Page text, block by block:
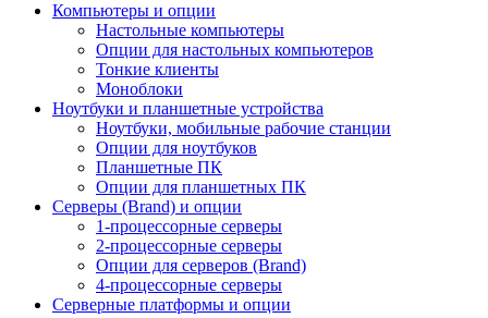
Компьютеры и опции
Настольные компьютеры
Опции для настольных компьютеров
Тонкие клиенты
Моноблоки
Ноутбуки и планшетные устройства
Ноутбуки, мобильные рабочие станции
Опции для ноутбуков
Планшетные ПК
Опции для планшетных ПК
Серверы (Brand) и опции
1-процессорные серверы
2-процессорные серверы
Опции для серверов (Brand)
4-процессорные серверы
Серверные платформы и опции